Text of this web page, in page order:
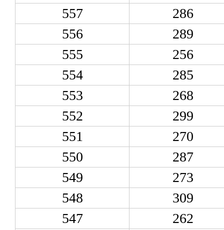
557
286
556
289
555
256
554
285
553
268
552
299
551
270
550
287
549
273
548
309
547
262